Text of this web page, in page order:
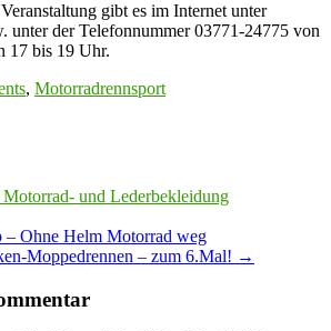
gibt es im Internet unter
unter der Telefonnummer 03771-24775 von
17 bis 19 Uhr.
, Motorradrennsport
– Ohne Helm Motorrad weg
Moppedrennen – zum 6.Mal! →